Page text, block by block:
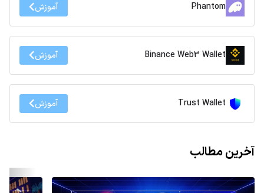
Phantom آموزش
Binance Web3 Wallet آموزش
Trust Wallet آموزش
آخرین مطالب